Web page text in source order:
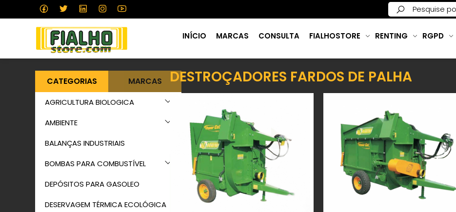
INÍCIO MARCAS CONSULTA FIALHOSTORE RENTING RGPD
CATEGORIAS MARCAS
AGRICULTURA BIOLOGICA
AMBIENTE
BALANÇAS INDUSTRIAIS
BOMBAS PARA COMBUSTÍVEL
DEPÓSITOS PARA GASOLEO
DESERVAGEM TÉRMICA ECOLÓGICA
DESTROÇADORES FARDOS DE PALHA